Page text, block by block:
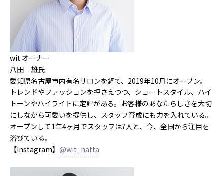
wit オーナー
八田 雄氏
愛知県名古屋市内有名サロンを経て、2019年10月にオープン。
トレンドやファッションを押さえつつ、ショートスタイル、ハイ
トーンやハイライトに定評がある。お客様のあなたらしさを大切
にしながら可愛いを提供し、スタッフ育成にも力を入れている。
オープンして1年4ヶ月でスタッフは7人と、今、全国から注目を
浴びている。
【Instagram】 @wit_hatta